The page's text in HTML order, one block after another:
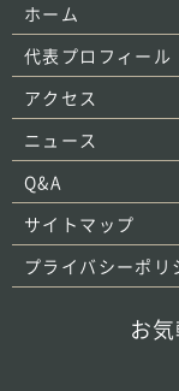
ホーム
代表プロフィール
アクセス
ニュース
Q&A
サイトマップ
プライバシーポリ
お